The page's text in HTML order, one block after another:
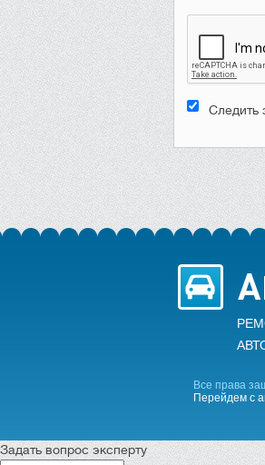
Следить
Все права
Перейдем с
Задать вопрос эксперту